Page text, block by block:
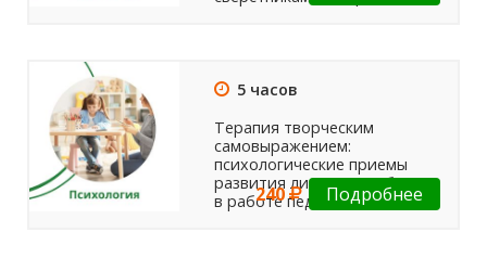
5 часов
Терапия творческим
самовыражением:
психологические приемы
развития личности ребенка
в работе педагога
240 Подробнее